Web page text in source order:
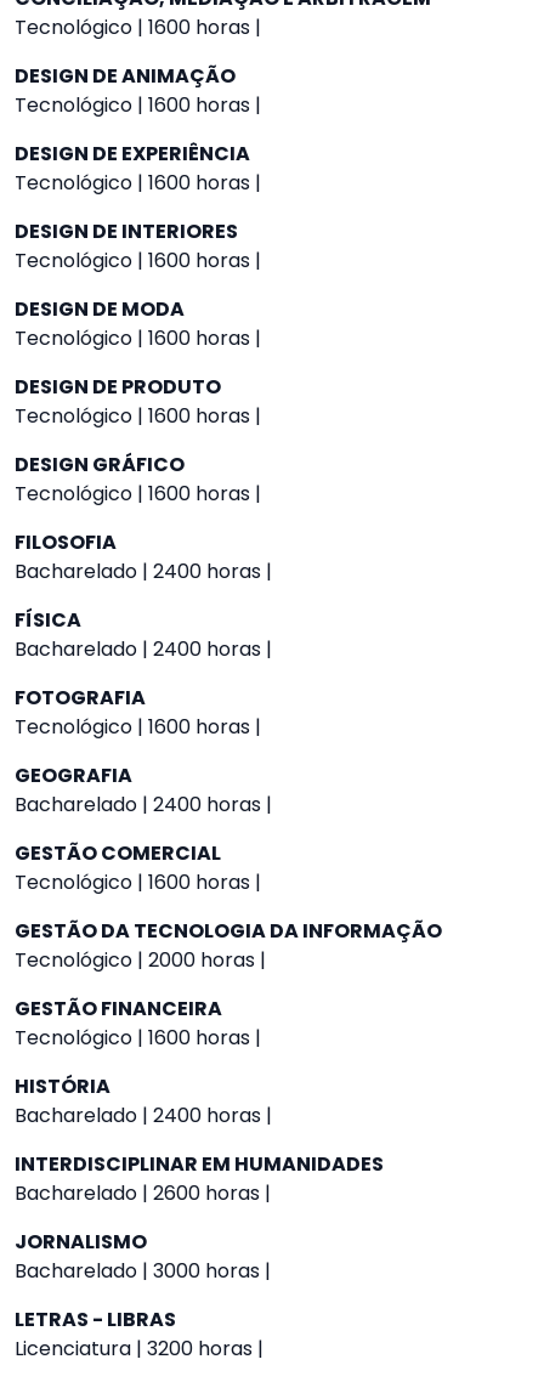
Tecnológico | 1600 horas |
DESIGN DE ANIMAÇÃO
Tecnológico | 1600 horas |
DESIGN DE EXPERIÊNCIA
Tecnológico | 1600 horas |
DESIGN DE INTERIORES
Tecnológico | 1600 horas |
DESIGN DE MODA
Tecnológico | 1600 horas |
DESIGN DE PRODUTO
Tecnológico | 1600 horas |
DESIGN GRÁFICO
Tecnológico | 1600 horas |
FILOSOFIA
Bacharelado | 2400 horas |
FÍSICA
Bacharelado | 2400 horas |
FOTOGRAFIA
Tecnológico | 1600 horas |
GEOGRAFIA
Bacharelado | 2400 horas |
GESTÃO COMERCIAL
Tecnológico | 1600 horas |
GESTÃO DA TECNOLOGIA DA INFORMAÇÃO
Tecnológico | 2000 horas |
GESTÃO FINANCEIRA
Tecnológico | 1600 horas |
HISTÓRIA
Bacharelado | 2400 horas |
INTERDISCIPLINAR EM HUMANIDADES
Bacharelado | 2600 horas |
JORNALISMO
Bacharelado | 3000 horas |
LETRAS - LIBRAS
Licenciatura | 3200 horas |